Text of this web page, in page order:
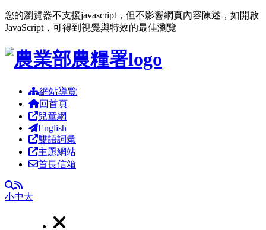
您的瀏覽器不支援javascript，但不影響網頁內容陳述，如開啟
JavaScript，可得到視覺與特效的最佳瀏覽
跳到主要內容區塊
網站導覽
回首頁
兒童網
English
雙語詞彙
主題網站
首長信箱
全文檢索
RSS
小中大